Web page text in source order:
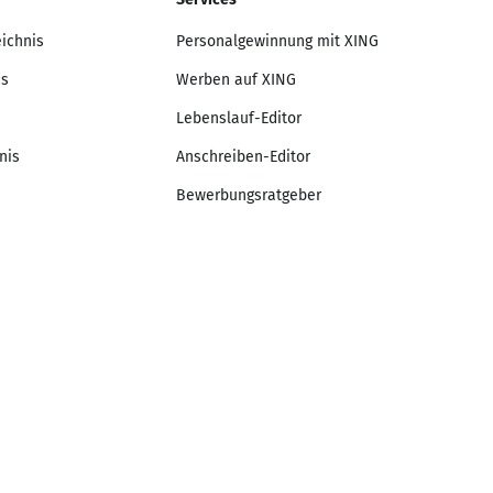
Personalgewinnung mit XING
Werben auf XING
Lebenslauf-Editor
Anschreiben-Editor
Bewerbungsratgeber